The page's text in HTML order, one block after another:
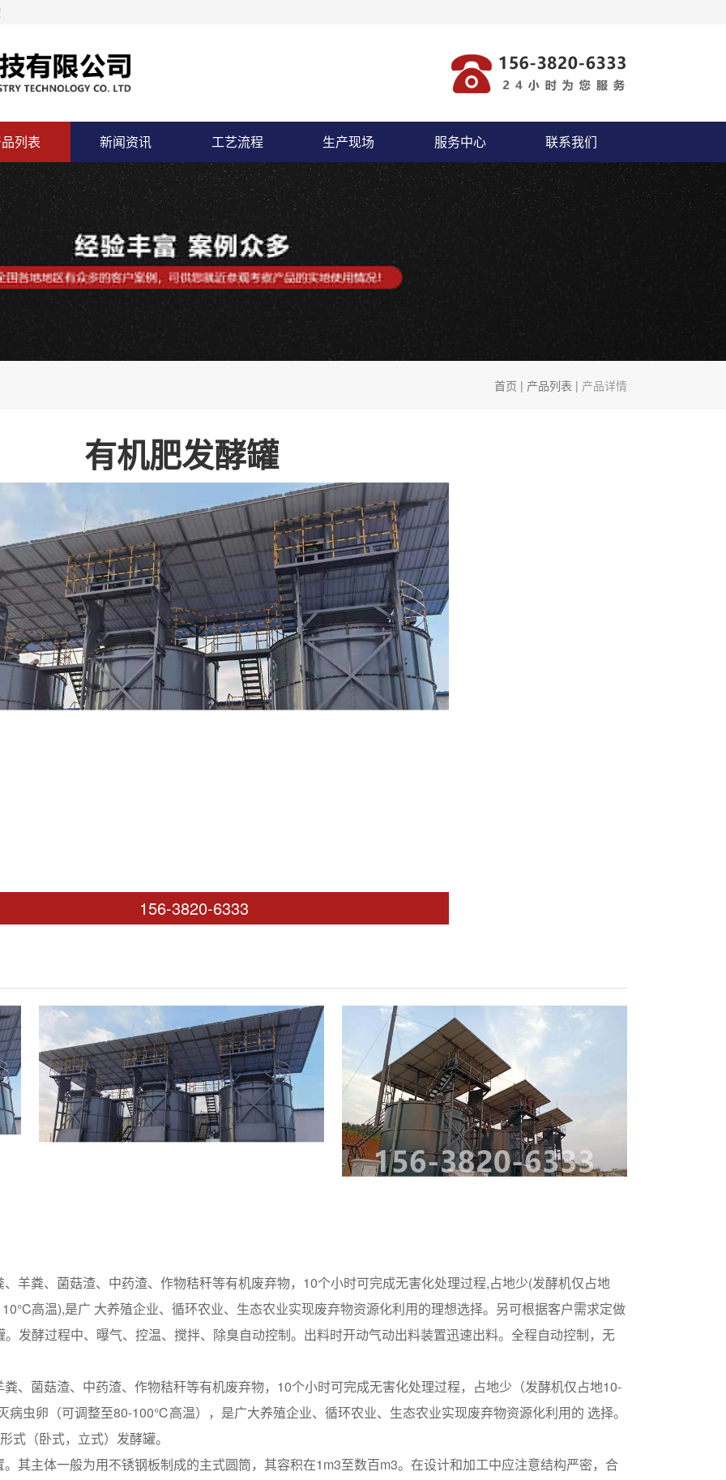
列表 新闻资讯 工艺流程 生产现场 服务中心 联系我们
首页 | 产品列表 | 产品详情
有机肥发酵罐
156-3820-6333
粪、菌菇渣、中药渣、作物秸秆等有机废弃物，10个小时可完成无害化处理过程,占地少(发酵机仅占地
高温),是广 大养殖企业、循环农业、生态农业实现废弃物资源化利用的理想选择。另可根据客户需求定做
发酵过程中、曝气、控温、搅拌、除臭自动控制。出料时开动气动出料装置迅速出料。全程自动控制，无
菌菇渣、中药渣、作物秸秆等有机废弃物，10个小时可完成无害化处理过程，占地少（发酵机仅占地10-
虫卵（可调整至80-100℃高温），是广大养殖企业、循环农业、生态农业实现废弃物资源化利用的 选择。
式（卧式，立式）发酵罐。
主体一般为用不锈钢板制成的主式圆筒，其容积在1m3至数百m3。在设计和加工中应注意结构严密，合